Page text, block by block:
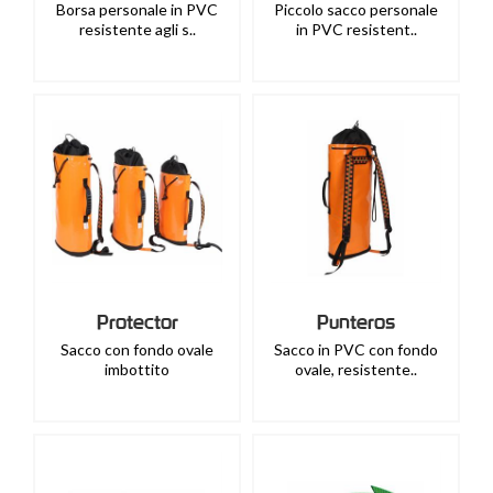
Borsa personale in PVC
resistente agli s..
Piccolo sacco personale
in PVC resistent..
Protector
Sacco con fondo ovale
imbottito
Punteros
Sacco in PVC con fondo
ovale, resistente..